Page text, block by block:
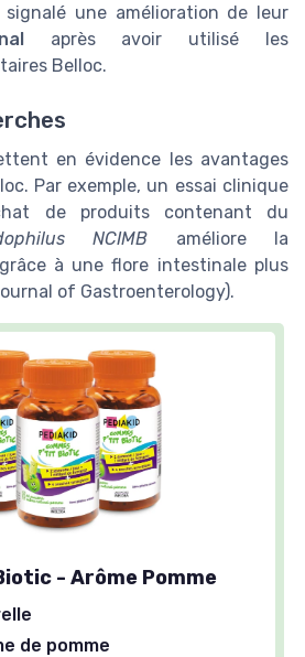
une amélioration de leur
après avoir utilisé les
Belloc.
en évidence les avantages
Par exemple, un essai clinique
de produits contenant du
NCIMB améliore la
grâce à une flore intestinale plus
of Gastroenterology).
- Arôme Pomme
de pomme